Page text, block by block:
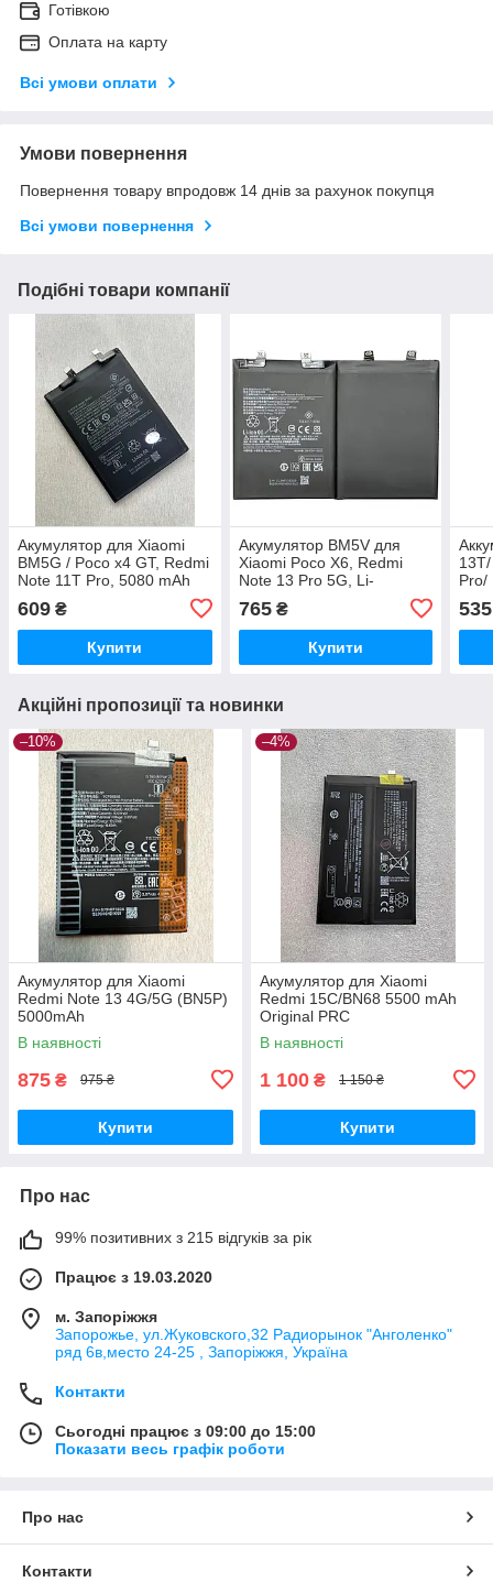
Готівкою
Оплата на карту
Всі умови оплати
Умови повернення
Повернення товару впродовж 14 днів за рахунок покупця
Всі умови повернення
Подібні товари компанії
Акумулятор для Xiaomi
BM5G / Poco x4 GT, Redmi
Note 11T Pro, 5080 mAh
609 ₴
Купити
Акумулятор BM5V для
Xiaomi Poco X6, Redmi
Note 13 Pro 5G, Li-
Polymer, 3,91 B, 5100 мАг,
Original PRC
765₴
Купити
Pro/
535
Акційні пропозиції та новинки
–10%
Акумулятор для Xiaomi
Redmi Note 13 4G/5G (BN5P)
5000mAh
В наявності
875 ₴ 975 ₴
Купити
–4%
Акумулятор для Xiaomi
Redmi 15C/BN68 5500 mAh
Original PRC
В наявності
1 100 ₴ 1 150 ₴
Купити
Про нас
99% позитивних з 215 відгуків за рік
Працює з 19.03.2020
м. Запоріжжя
Запорожье, ул.Жуковского,32 Радиорынок "Анголенко"
ряд 6в,место 24-25 , Запоріжжя, Україна
Контакти
Сьогодні працює з 09:00 до 15:00
Показати весь графік роботи
Про нас
Контакти